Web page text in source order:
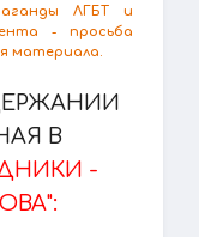
ЛГБТ и
- просьба
материала.
В
-